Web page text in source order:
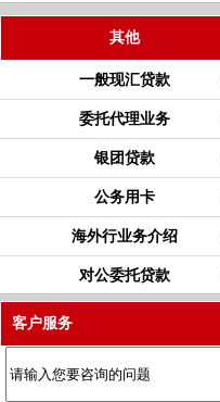
其他
一般现汇贷款
委托代理业务
银团贷款
公务用卡
海外行业务介绍
对公委托贷款
客户服务